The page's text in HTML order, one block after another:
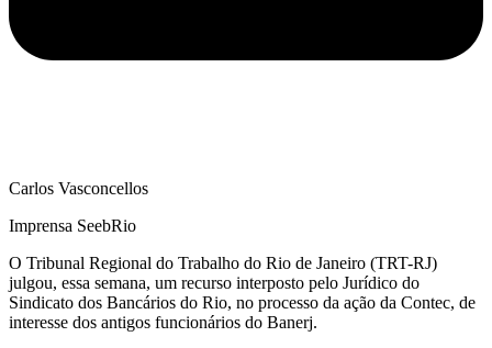
Carlos Vasconcellos
Imprensa SeebRio
O Tribunal Regional do Trabalho do Rio de Janeiro (TRT-RJ)
julgou, essa semana, um recurso interposto pelo Jurídico do
Sindicato dos Bancários do Rio, no processo da ação da Contec, de
interesse dos antigos funcionários do Banerj.